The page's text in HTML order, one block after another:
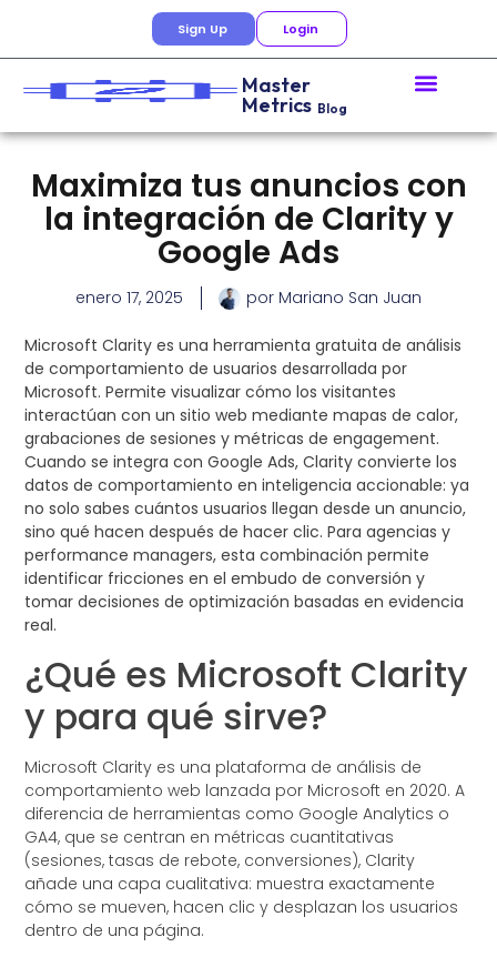
Sign Up Login
Master
Metrics Blog
Maximiza tus anuncios con
la integración de Clarity y
Google Ads
enero 17, 2025 por Mariano San Juan
Microsoft Clarity es una herramienta gratuita de análisis
de comportamiento de usuarios desarrollada por
Microsoft. Permite visualizar cómo los visitantes
interactúan con un sitio web mediante mapas de calor,
grabaciones de sesiones y métricas de engagement.
Cuando se integra con Google Ads, Clarity convierte los
datos de comportamiento en inteligencia accionable: ya
no solo sabes cuántos usuarios llegan desde un anuncio,
sino qué hacen después de hacer clic. Para agencias y
performance managers, esta combinación permite
identificar fricciones en el embudo de conversión y
tomar decisiones de optimización basadas en evidencia
real.
¿Qué es Microsoft Clarity
y para qué sirve?
Microsoft Clarity es una plataforma de análisis de
comportamiento web lanzada por Microsoft en 2020. A
diferencia de herramientas como Google Analytics o
GA4, que se centran en métricas cuantitativas
(sesiones, tasas de rebote, conversiones), Clarity
añade una capa cualitativa: muestra exactamente
cómo se mueven, hacen clic y desplazan los usuarios
dentro de una página.